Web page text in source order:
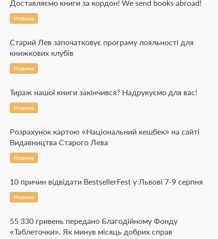
Доставляємо книги за кордон! We send books abroad!
Новина
Старий Лев започатковує програму лояльності для
книжкових клубів
Новина
Тираж нашої книги закінчився? Надрукуємо для вас!
Новина
Розрахунок картою «Національний кешбек» на сайті
Видавництва Старого Лева
Новина
10 причин відвідати BestsellerFest у Львові 7-9 серпня
Новина
55 330 гривень передано Благодійному Фонду
«Таблеточки». Як минув місяць добрих справ